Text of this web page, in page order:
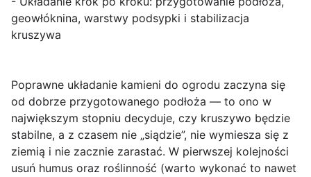
geowłóknina, warstwy podsypki i stabilizacja
kruszywa
Poprawne układanie kamieni do ogrodu zaczyna się
od dobrze przygotowanego podłoża — to ono w
największym stopniu decyduje, czy kruszywo będzie
stabilne, a z czasem nie „siądzie”, nie wymiesza się z
ziemią i nie zacznie zarastać. W pierwszej kolejności
usuń humus oraz roślinność (warto wykonać to nawet